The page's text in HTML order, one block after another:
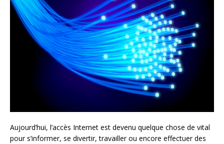
Aujourd’hui, l’accès Internet est devenu quelque chose de vital
pour s’informer, se divertir, travailler ou encore effectuer des